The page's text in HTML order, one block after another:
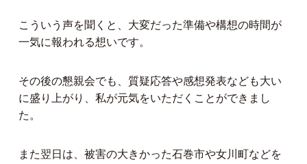
こういう声を聞くと、大変だった準備や構想の時間が
一気に報われる想いです。
その後の懇親会でも、質疑応答や感想発表なども大い
に盛り上がり、私が元気をいただくことができまし
た。
また翌日は、被害の大きかった石巻市や女川町などを